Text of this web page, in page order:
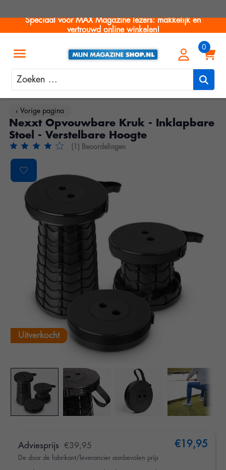
Speciaal voor MAX Magazine lezers: makkelijk en
vertrouwd online winkelen!
Zoeken
‹ Vorige pagina
Nexxt Opvouwbare Kruk - Inklapbare
Stoel - Verstelbare Hoogte
De beoordeling van dit product is4van de 5
(1) Beoordelingen
Product image slideshow Items
Uitverkocht
Adviesprijs €39,95
De door de fabrikant/leverancier aanbevolen prijs
€19,95